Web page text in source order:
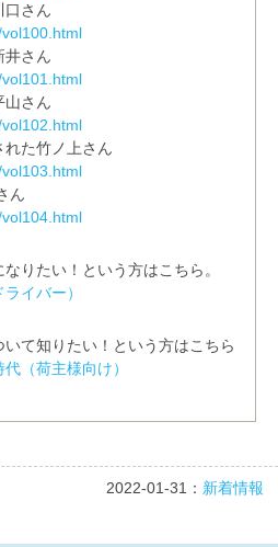
口さん
井さん
山さん
れた竹ノ上さん
ん
りたい！という方はこちら。
イバー）
て知りたい！という方はこちら
（荷主様向け）
2022-01-31： 新着情報